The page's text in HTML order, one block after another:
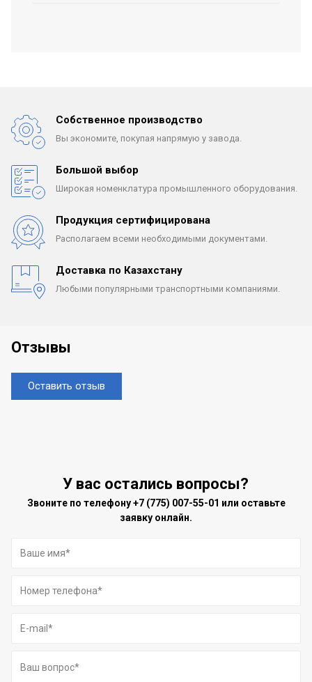
Собственное производство
Вы экономите, покупая напрямую у завода.
Большой выбор
Широкая номенклатура промышленного оборудования.
Продукция сертифицирована
Располагаем всеми необходимыми документами.
Доставка по Казахстану
Любыми популярными транспортными компаниями.
Отзывы
Оставить отзыв
У вас остались вопросы?
Звоните по телефону+7 (775) 007-55-01 или оставьте
заявку онлайн.